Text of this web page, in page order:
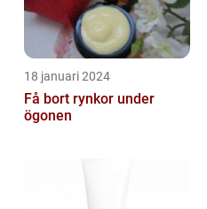
18 januari 2024
Få bort rynkor under
ögonen